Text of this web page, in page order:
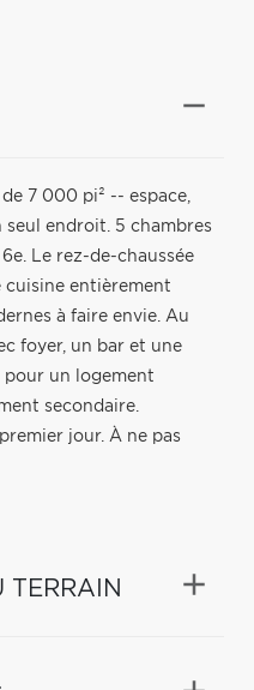
7 000 pi² -- espace,
endroit. 5 chambres
Le rez-de-chaussée
entièrement
à faire envie. Au
foyer, un bar et une
un logement
secondaire.
jour. À ne pas
TERRAIN